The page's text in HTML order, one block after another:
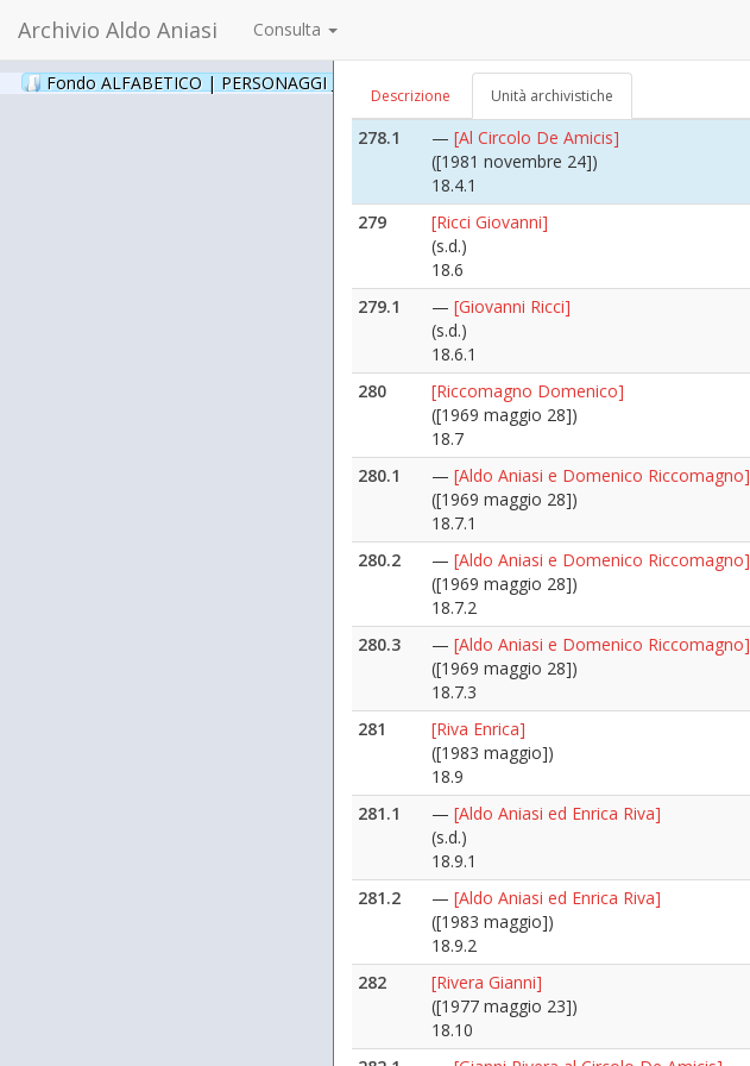
Archivio Aldo Aniasi Consulta
Fondo ALFABETICO | PERSONAGGI _ Archivio Fotografico
Descrizione Unità archivistiche
([1981 novembre 24])
18.4
278.1
— [Al Circolo De Amicis]
([1981 novembre 24])
18.4.1
279
[Ricci Giovanni]
(s.d.)
18.6
279.1
— [Giovanni Ricci]
(s.d.)
18.6.1
280
[Riccomagno Domenico]
([1969 maggio 28])
18.7
280.1
— [Aldo Aniasi e Domenico Riccomagno]
([1969 maggio 28])
18.7.1
280.2
— [Aldo Aniasi e Domenico Riccomagno]
([1969 maggio 28])
18.7.2
280.3
— [Aldo Aniasi e Domenico Riccomagno]
([1969 maggio 28])
18.7.3
281
[Riva Enrica]
([1983 maggio])
18.9
281.1
— [Aldo Aniasi ed Enrica Riva]
(s.d.)
18.9.1
281.2
— [Aldo Aniasi ed Enrica Riva]
([1983 maggio])
18.9.2
282
[Rivera Gianni]
([1977 maggio 23])
18.10